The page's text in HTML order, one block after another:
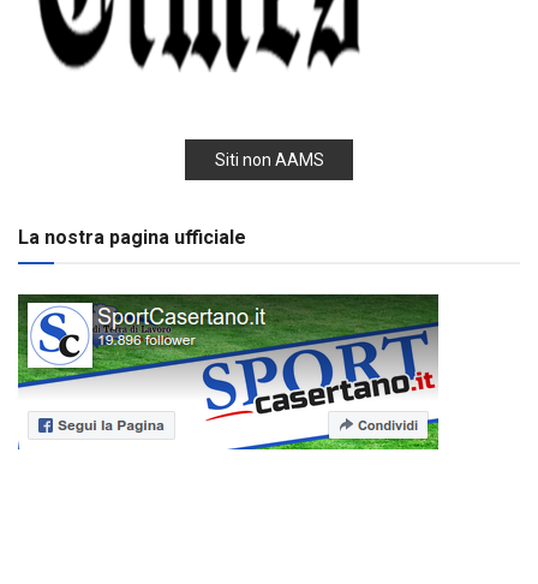
Siti non AAMS
La nostra pagina ufficiale